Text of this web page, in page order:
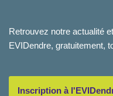
Retrouvez notre actualité
EVIDendre, gratuitement,
Inscription à